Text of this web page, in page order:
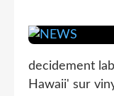
decidement
Hawaii' sur